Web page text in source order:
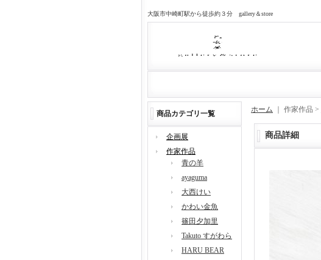
大阪市中崎町駅から徒歩約３分 gallery＆store
商品カテゴリ一覧
企画展
作家作品
青の羊
ayaguma
大西けい
かわい金魚
篠田夕加里
Takuto すがわら
HARU BEAR
ホーム ｜ 作家作品 >
商品詳細